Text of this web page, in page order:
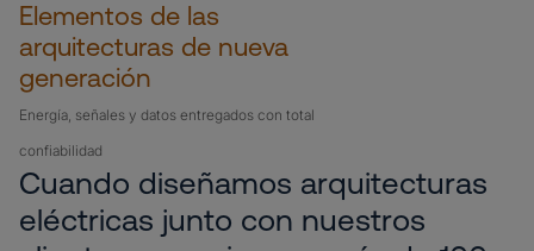
Elementos de las
arquitecturas de nueva
generación
Energía, señales y datos entregados con total
confiabilidad
Cuando diseñamos arquitecturas
eléctricas junto con nuestros